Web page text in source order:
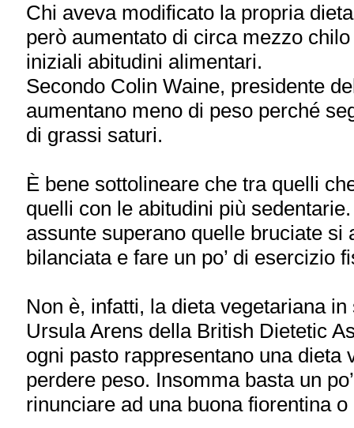
Chi aveva modificato la propria
però aumentato di circa mezzo
iniziali abitudini alimentari.
Secondo Colin Waine, presidente
aumentano meno di peso perché
di grassi saturi.
È bene sottolineare che tra quelli
quelli con le abitudini più
assunte superano quelle bruciate
bilanciata e fare un po’ di esercizio
Non è, infatti, la dieta vegetariana
Ursula Arens della British Dietetic
ogni pasto rappresentano una
perdere peso. Insomma basta un
rinunciare ad una buona fiorentina